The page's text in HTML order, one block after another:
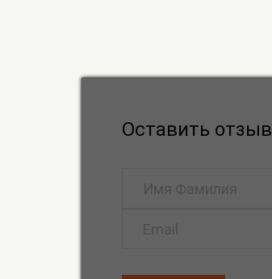
Оставить отзыв